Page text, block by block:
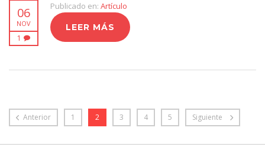
06
NOV
1
Publicado en: Artículo
LEER MÁS
Anterior 1 2 3 4 5 Siguiente